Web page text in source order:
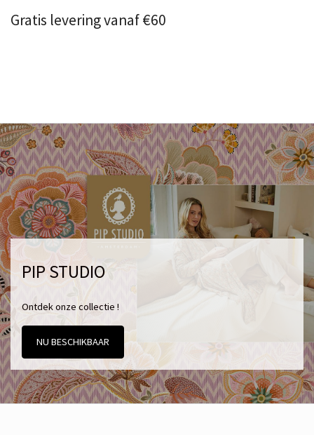
Gratis levering vanaf €60
PIP STUDIO
Ontdek onze collectie !
NU BESCHIKBAAR